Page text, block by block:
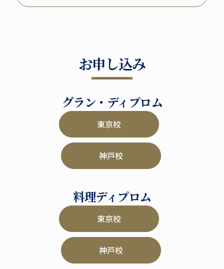
お申し込み
グラン・ディプロム
東京校
神戸校
料理ディプロム
東京校
神戸校